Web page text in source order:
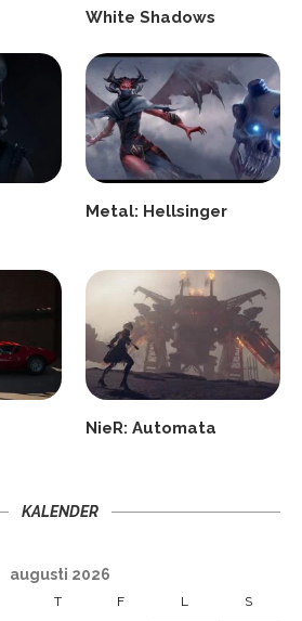
White Shadows
Metal: Hellsinger
NieR: Automata
KALENDER
augusti 2026
T F L S